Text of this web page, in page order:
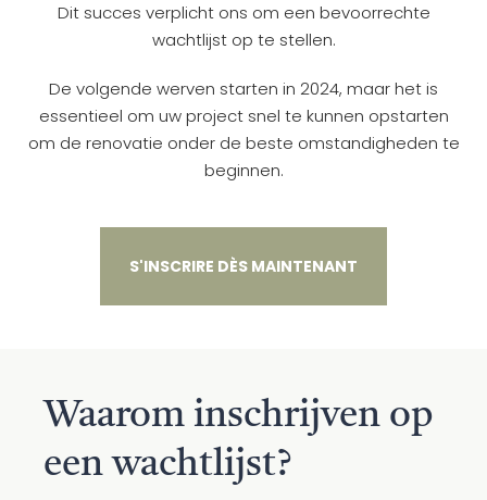
Dit succes verplicht ons om een bevoorrechte
wachtlijst op te stellen.
De volgende werven starten in 2024, maar het is
essentieel om uw project snel te kunnen opstarten
om de renovatie onder de beste omstandigheden te
beginnen.
S'INSCRIRE DÈS MAINTENANT
Waarom inschrijven op
een wachtlijst?